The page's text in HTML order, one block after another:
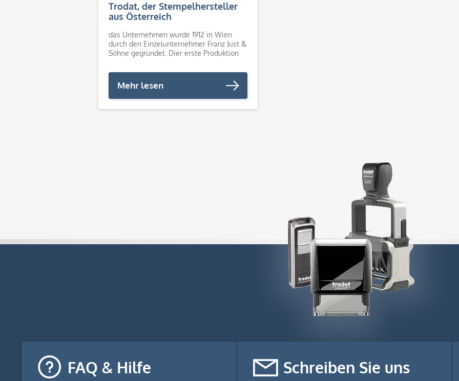
Trodat, der Stempelhersteller
aus Österreich
das Unternehmen wurde 1912 in Wien
durch den Einzelunternehmer Franz Just &
Söhne gegründet. Dier erste Produktion
erfolgte 1947. In diesem Jahr zieht das...
Mehr lesen
FAQ & Hilfe Schreiben Sie uns